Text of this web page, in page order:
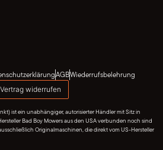
AGBWiederrufsbelehrung
Vertrag widerrufen
ist ein unabhängiger, autorisierter Händler mit Sitz in
Bad Boy Mowers aus den USA verbunden noch sind
Originalmaschinen, die direkt vom US-Hersteller